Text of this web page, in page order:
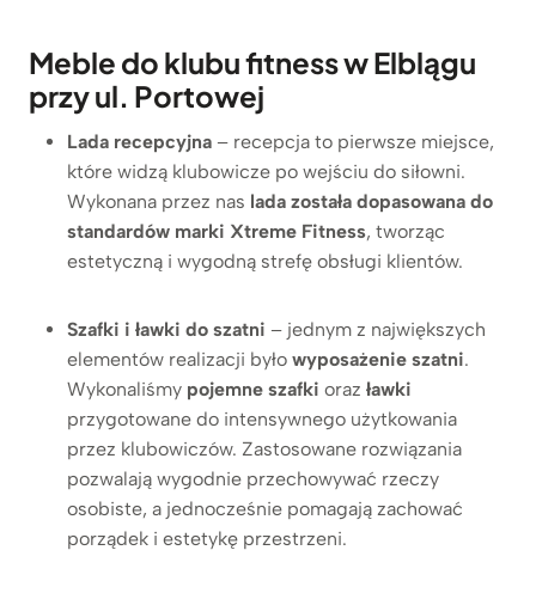
Meble do klubu fitness w Elblągu
przy ul. Portowej
Lada recepcyjna – recepcja to pierwsze miejsce,
które widzą klubowicze po wejściu do siłowni.
Wykonana przez nas lada została dopasowana do
standardów marki Xtreme Fitness, tworząc
estetyczną i wygodną strefę obsługi klientów.
Szafki i ławki do szatni – jednym z największych
elementów realizacji było wyposażenie szatni.
Wykonaliśmy pojemne szafki oraz ławki
przygotowane do intensywnego użytkowania
przez klubowiczów. Zastosowane rozwiązania
pozwalają wygodnie przechowywać rzeczy
osobiste, a jednocześnie pomagają zachować
porządek i estetykę przestrzeni.